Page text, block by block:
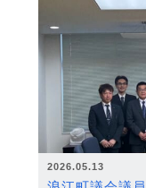
2026.05.13